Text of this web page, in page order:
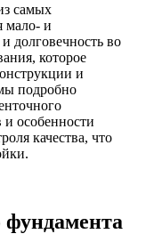
самых
мало- и
долговечность во
которое
и
подробно
особенности
качества, что
фундамента